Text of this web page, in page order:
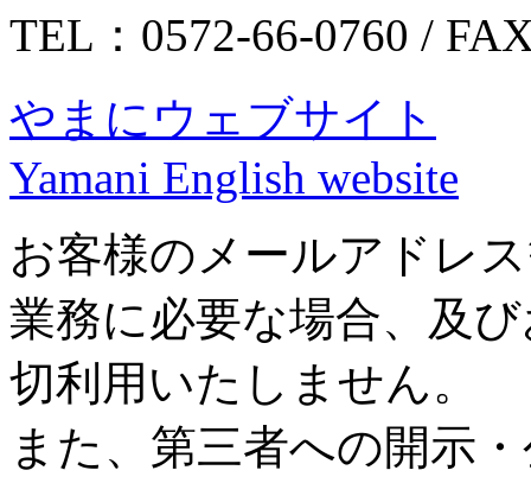
TEL：0572-66-0760 /
やまにウェブサイト
Yamani English website
お客様のメールアドレ
業務に必要な場合、及
切利用いたしません。
また、第三者への開示